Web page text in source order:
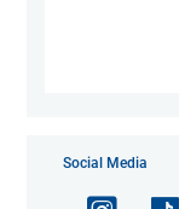
Social Media